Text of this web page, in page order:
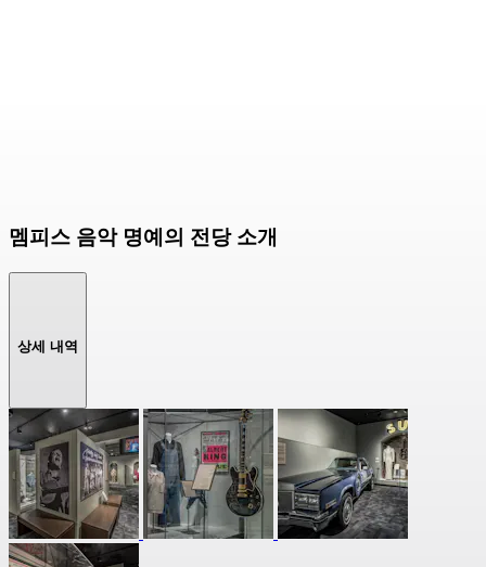
멤피스 음악 명예의 전당 소개
상세 내역